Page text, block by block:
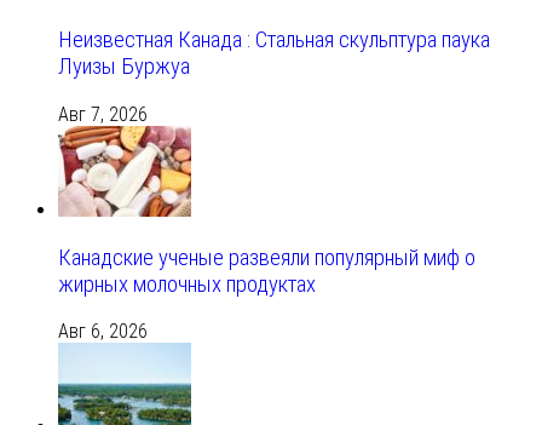
Неизвестная Канада : Стальная скульптура паука
Луизы Буржуа
Авг 7, 2026
Канадские ученые развеяли популярный миф о
жирных молочных продуктах
Авг 6, 2026